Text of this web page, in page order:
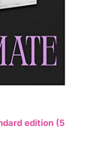
edition (5